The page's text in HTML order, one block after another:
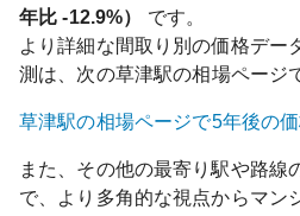
年比-12.9%）
です。
より詳細な間取り別の価格デー
測は、次の草津駅の相場ページ
草津駅の相場ページで5年後の
また、その他の最寄り駅や路線
で、より多角的な視点からマン